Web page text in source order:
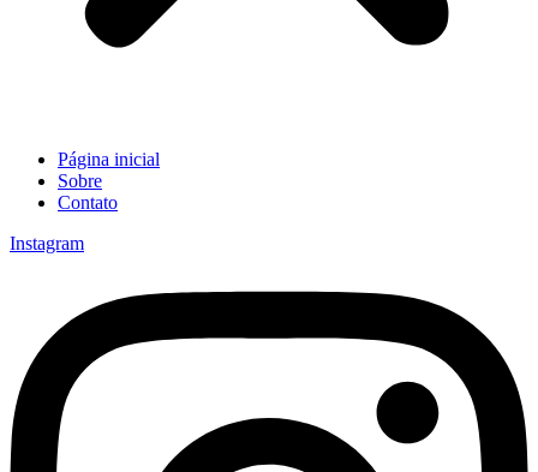
Página inicial
Sobre
Contato
Instagram